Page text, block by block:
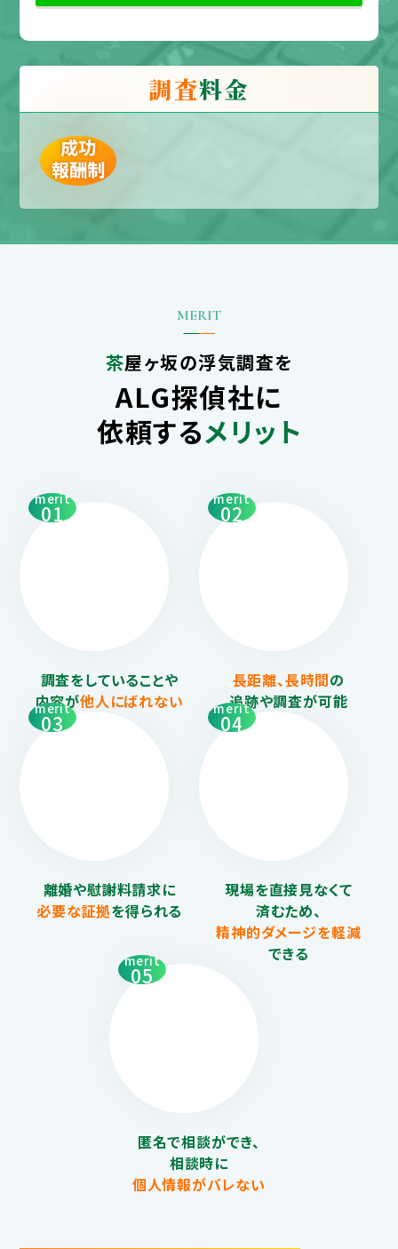
調査料金
成功
報酬制
茶屋ヶ坂の浮気調査を
ALG探偵社に
依頼するメリット
merit
01
調査をしていることや
内容が他人にばれない
merit
02
長距離、長時間の
追跡や調査が可能
merit
03
離婚や慰謝料請求に
必要な証拠を得られる
merit
04
現場を直接見なくて
済むため、
精神的ダメージを軽減
できる
merit
05
匿名で相談ができ、
相談時に
個人情報がバレない